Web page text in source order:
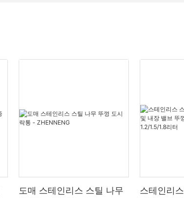
도매 스테인리스 스틸 나무
스테인리